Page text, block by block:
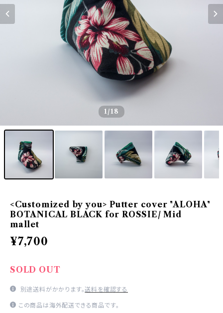
1/18
<Customized by you> Putter cover "ALOHA"
BOTANICAL BLACK for ROSSIE/ Mid
mallet
¥7,700
SOLD OUT
別途送料がかかります。送料を確認する
この商品は海外配送できる商品です。